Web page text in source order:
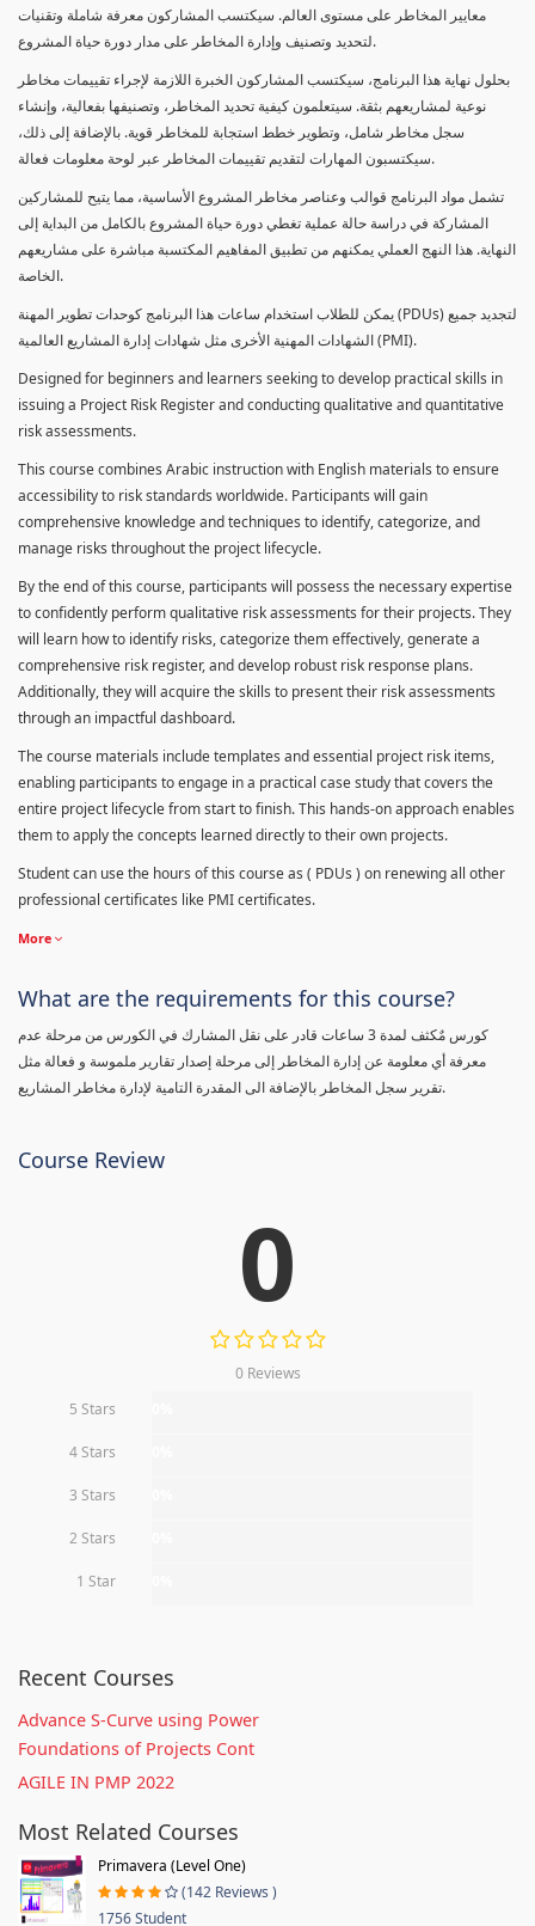
معايير المخاطر على مستوى العالم. سيكتسب المشاركون معرفة شاملة وتقنيات
لتحديد وتصنيف وإدارة المخاطر على مدار دورة حياة المشروع.
بحلول نهاية هذا البرنامج، سيكتسب المشاركون الخبرة اللازمة لإجراء تقييمات مخاطر
نوعية لمشاريعهم بثقة. سيتعلمون كيفية تحديد المخاطر، وتصنيفها بفعالية، وإنشاء
سجل مخاطر شامل، وتطوير خطط استجابة للمخاطر قوية. بالإضافة إلى ذلك،
سيكتسبون المهارات لتقديم تقييمات المخاطر عبر لوحة معلومات فعالة.
تشمل مواد البرنامج قوالب وعناصر مخاطر المشروع الأساسية، مما يتيح للمشاركين
المشاركة في دراسة حالة عملية تغطي دورة حياة المشروع بالكامل من البداية إلى
النهاية. هذا النهج العملي يمكنهم من تطبيق المفاهيم المكتسبة مباشرة على مشاريعهم
الخاصة.
يمكن للطلاب استخدام ساعات هذا البرنامج كوحدات تطوير المهنة (PDUs) لتجديد جميع
الشهادات المهنية الأخرى مثل شهادات إدارة المشاريع العالمية (PMI).
Designed for beginners and learners seeking to develop practical skills in
issuing a Project Risk Register and conducting qualitative and quantitative
risk assessments.
This course combines Arabic instruction with English materials to ensure
accessibility to risk standards worldwide. Participants will gain
comprehensive knowledge and techniques to identify, categorize, and
manage risks throughout the project lifecycle.
By the end of this course, participants will possess the necessary expertise
to confidently perform qualitative risk assessments for their projects. They
will learn how to identify risks, categorize them effectively, generate a
comprehensive risk register, and develop robust risk response plans.
Additionally, they will acquire the skills to present their risk assessments
through an impactful dashboard.
The course materials include templates and essential project risk items,
enabling participants to engage in a practical case study that covers the
entire project lifecycle from start to finish. This hands-on approach enables
them to apply the concepts learned directly to their own projects.
Student can use the hours of this course as ( PDUs ) on renewing all other
professional certificates like PMI certificates.
More
What are the requirements for this course?
كورس مٌكثف لمدة 3 ساعات قادر على نقل المشارك في الكورس من مرحلة عدم
معرفة أي معلومة عن إدارة المخاطر إلى مرحلة إصدار تقارير ملموسة و فعالة مثل
تقرير سجل المخاطر بالإضافة الى المقدرة التامية لإدارة مخاطر المشاريع.
Course Review
0
0 Reviews
5 Stars
4 Stars
3 Stars
2 Stars
1 Star
Recent Courses
Advance S-Curve using Power
Foundations of Projects Cont
AGILE IN PMP 2022
Most Related Courses
Primavera (Level One)
(142 Reviews )
1756 Student